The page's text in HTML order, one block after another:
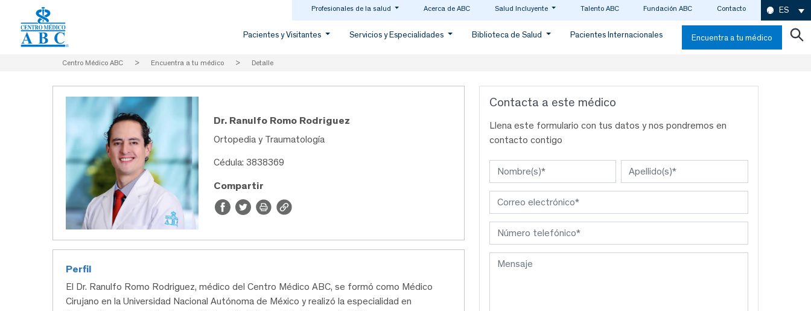
Profesionales de la salud Acerca de ABC Salud Incluyente Talento ABC Fundación ABC Contacto ES
Pacientes y Visitantes Servicios y Especialidades Biblioteca de Salud Pacientes Internacionales Encuentra a tu médico
Centro Médico ABC > Encuentra a tu médico > Detalle
Dr. Ranulfo Romo Rodriguez
Ortopedia y Traumatología
Cédula: 3838369
Compartir
Perfil
El Dr. Ranulfo Romo Rodriguez, médico del Centro Médico ABC, se formó como Médico
Cirujano en la Universidad Nacional Autónoma de México y realizó la especialidad en
Contacta a este médico
Llena este formulario con tus datos y nos pondremos en
contacto contigo